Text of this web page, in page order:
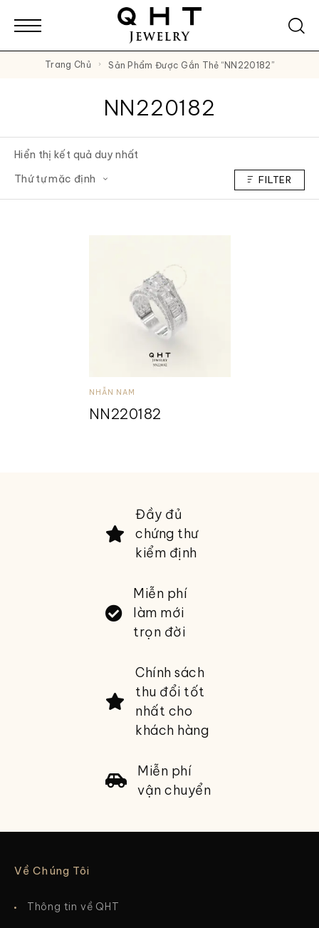
Trang Chủ Sản Phẩm Được Gắn Thẻ “NN220182”
NN220182
Hiển thị kết quả duy nhất
FILTER
NHẪN NAM
NN220182
Đầy đủ
chứng thư
kiểm định
Miễn phí
làm mới
trọn đời
Chính sách
thu đổi tốt
nhất cho
khách hàng
Miễn phí
vận chuyển
Về Chúng Tôi
Thông tin về QHT